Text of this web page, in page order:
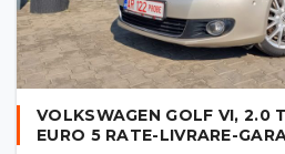
VOLKSWAGEN GOLF VI, 2.0
EURO 5 RATE-LIVRARE-